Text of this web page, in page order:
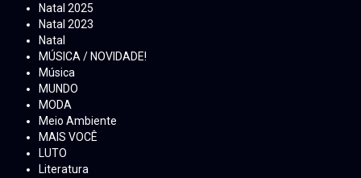
Natal 2025
Natal 2023
Natal
MÚSICA / NOVIDADE!
Música
MUNDO
MODA
Meio Ambiente
MAIS VOCÊ
LUTO
Literatura